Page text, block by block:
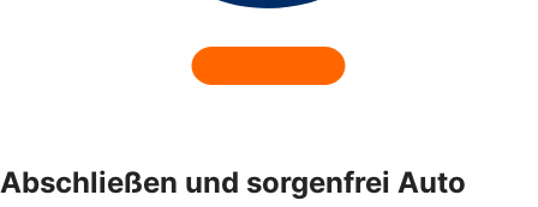
Abschließen und sorgenfrei Auto